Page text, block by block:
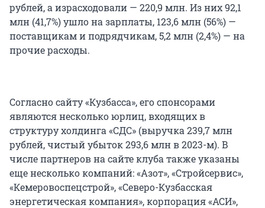
рублей, а израсходовали — 220,9 млн. Из них 92,1
млн (41,7%) ушло на зарплаты, 123,6 млн (56%) —
поставщикам и подрядчикам, 5,2 млн (2,4%) — на
прочие расходы.
Согласно сайту «Кузбасса», его спонсорами
являются несколько юрлиц, входящих в
структуру холдинга «СДС» (выручка 239,7 млн
рублей, чистый убыток 293,6 млн в 2023-м). В
числе партнеров на сайте клуба также указаны
еще несколько компаний: «Азот», «Стройсервис»,
«Кемеровоспецстрой», «Северо-Кузбасская
энергетическая компания», корпорация «АСИ»,